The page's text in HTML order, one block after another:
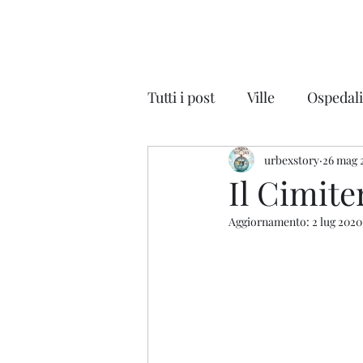
Tutti i post Ville
Discoteche Auto
Parchi Divertimenti
Il
urbexstory 26 mag
Aggiornamento: 2 lug 2020